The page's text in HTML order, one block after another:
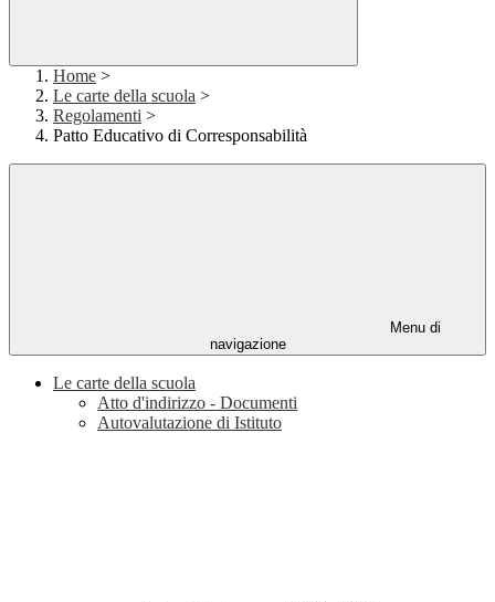
Home >
Le carte della scuola >
Regolamenti >
Patto Educativo di Corresponsabilità
Menu di
navigazione
Le carte della scuola
Atto d'indirizzo - Documenti
Autovalutazione di Istituto